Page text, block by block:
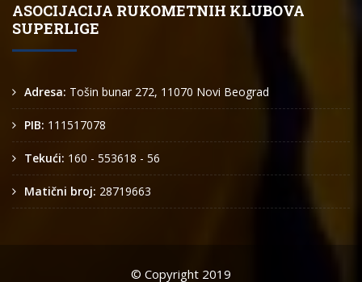
ASOCIJACIJA RUKOMETNIH KLUBOVA
SUPERLIGE
Adresa: Tošin bunar 272, 11070 Novi Beograd
PIB: 111517078
Tekući: 160 - 553618 - 56
Matični broj: 28719663
© Copyright 2019